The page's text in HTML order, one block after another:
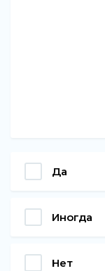
Да
Иногда
Нет